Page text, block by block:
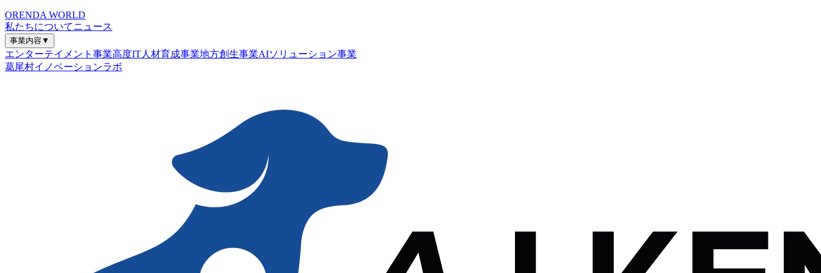
ORENDA WORLD
私たちについてニュース
事業内容▼
エンターテイメント事業高度IT人材育成事業地方創生事業AIソリューション事業
葛尾村イノベーションラボ